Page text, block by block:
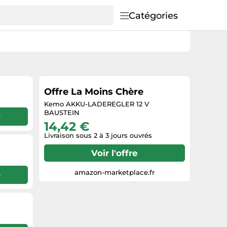
Catégories
Offre La Moins Chère
Kemo AKKU-LADEREGLER 12 V
BAUSTEIN
14,42 €
Livraison sous 2 à 3 jours ouvrés
Voir l'offre
amazon-marketplace.fr